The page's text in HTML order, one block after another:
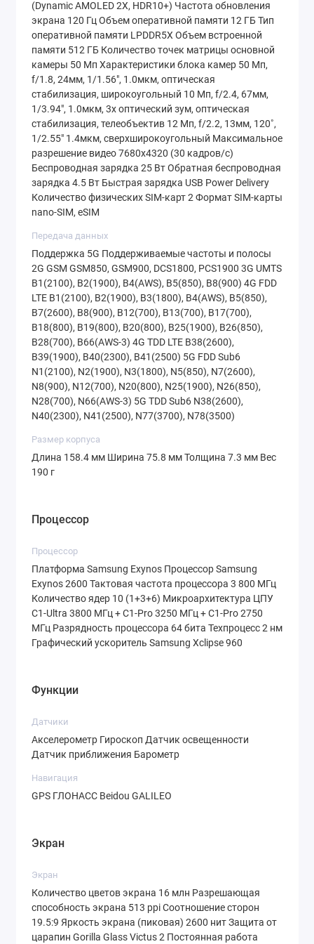
разрешением 1440x3120 (QHD+).
Технология LTPO обеспечивает
динамическую регулировку частоты
обновления от 1 до 120 Гц в зависимости от
контента: прокрутка ленты будет плавной, а
статичное изображение или чтение —
энергоэффективным.
Пиковая яркость: 2600 нит
Защита стекла: Corning Gorilla Glass
Victus 2
Даже под прямыми солнечными лучами
изображение остается ярким и
контрастным, а поддержка HDR10+ делает
просмотр видео на YouTube или в
стриминговых сервисах настоящим
удовольствием.
Производительность: Мощь 2-
нанометрового чипа
Сердцем Samsung Galaxy S26+ стал новый
передовому
разместить 10 ядер с тактовой частотой
до 3800 МГц, обеспечив колоссальный
прирост производительности и
энергоэффективности.
Конфигурация памяти:
Графический ускоритель:
Xclipse 960
Связка из новейшего чипа, 12 ГБ
оперативной памяти и Android 16 с
идеальным инструментом для любых задач.
на максимальных настройках,
редактировать видео в 4K или
пользоваться функциями искусственного
интеллекта без малейших намеков на
(Dynamic AMOLED 2X, HDR10+) Частота обновления
экрана 120 Гц Объем оперативной памяти 12 ГБ Тип
оперативной памяти LPDDR5X Объем встроенной
памяти 512 ГБ Количество точек матрицы основной
камеры 50 Мп Характеристики блока камер 50 Мп,
f/1.8, 24мм, 1/1.56", 1.0мкм, оптическая
стабилизация, широкоугольный 10 Мп, f/2.4, 67мм,
1/3.94", 1.0мкм, 3x оптический зум, оптическая
стабилизация, телеобъектив 12 Мп, f/2.2, 13мм, 120˚,
1/2.55" 1.4мкм, сверхширокоугольный Максимальное
разрешение видео 7680x4320 (30 кадров/с)
Беспроводная зарядка 25 Вт Обратная беспроводная
зарядка 4.5 Вт Быстрая зарядка USB Power Delivery
Количество физических SIM-карт 2 Формат SIM-карты
nano-SIM, eSIM
Передача данных
Поддержка 5G Поддерживаемые частоты и полосы
2G GSM GSM850, GSM900, DCS1800, PCS1900 3G UMTS
B1(2100), B2(1900), B4(AWS), B5(850), B8(900) 4G FDD
LTE B1(2100), B2(1900), B3(1800), B4(AWS), B5(850),
B7(2600), B8(900), B12(700), B13(700), B17(700),
B18(800), B19(800), B20(800), B25(1900), B26(850),
B28(700), B66(AWS-3) 4G TDD LTE B38(2600),
B39(1900), B40(2300), B41(2500) 5G FDD Sub6
N1(2100), N2(1900), N3(1800), N5(850), N7(2600),
N8(900), N12(700), N20(800), N25(1900), N26(850),
N28(700), N66(AWS-3) 5G TDD Sub6 N38(2600),
N40(2300), N41(2500), N77(3700), N78(3500)
Размер корпуса
Длина 158.4 мм Ширина 75.8 мм Толщина 7.3 мм Вес
190 г
Процессор
Процессор
Платформа Samsung Exynos Процессор Samsung
Exynos 2600 Тактовая частота процессора 3 800 МГц
Количество ядер 10 (1+3+6) Микроархитектура ЦПУ
C1-Ultra 3800 МГц + C1-Pro 3250 МГц + C1-Pro 2750
МГц Разрядность процессора 64 бита Техпроцесс 2 нм
Графический ускоритель Samsung Xclipse 960
Функции
Датчики
Акселерометр Гироскоп Датчик освещенности
Датчик приближения Барометр
Навигация
GPS ГЛОНАСС Beidou GALILEO
Экран
Экран
Количество цветов экрана 16 млн Разрешающая
способность экрана 513 ppi Соотношение сторон
19.5:9 Яркость экрана (пиковая) 2600 нит Защита от
царапин Gorilla Glass Victus 2 Постоянная работа